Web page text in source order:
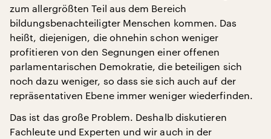
zum allergrößten Teil aus dem Bereich
bildungsbenachteiligter Menschen kommen. Das
heißt, diejenigen, die ohnehin schon weniger
profitieren von den Segnungen einer offenen
parlamentarischen Demokratie, die beteiligen sich
noch dazu weniger, so dass sie sich auch auf der
repräsentativen Ebene immer weniger wiederfinden.
Das ist das große Problem. Deshalb diskutieren
Fachleute und Experten und wir auch in der